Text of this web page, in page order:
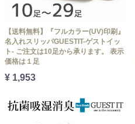
【送料無料】『フルカラー(UV)印刷』
名入れスリッパGUESTIT-ゲストイッ
ト- ご注文は10足から承ります。 表示
価格は１足
¥ 1,953